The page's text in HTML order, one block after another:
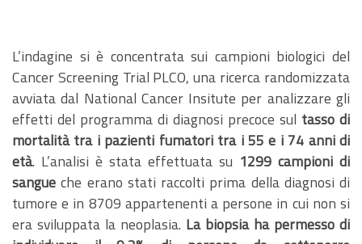
L’indagine si è concentrata sui campioni biologici del
Cancer Screening Trial PLCO, una ricerca randomizzata
avviata dal National Cancer Insitute per analizzare gli
effetti del programma di diagnosi precoce sul tasso di
mortalità tra i pazienti fumatori tra i 55 e i 74 anni di
età. L’analisi è stata effettuata su 1299 campioni di
sangue che erano stati raccolti prima della diagnosi di
tumore e in 8709 appartenenti a persone in cui non si
era sviluppata la neoplasia. La biopsia ha permesso di